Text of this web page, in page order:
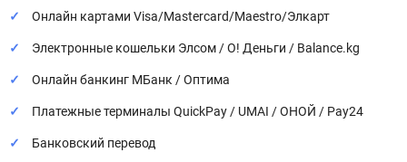
Онлайн картами Visa/Mastercard/Maestro/Элкарт
Электронные кошельки Элсом / О! Деньги / Balance.kg
Онлайн банкинг МБанк / Оптима
Платежные терминалы QuickPay / UMAI / ОНОЙ / Pay24
Банковский перевод